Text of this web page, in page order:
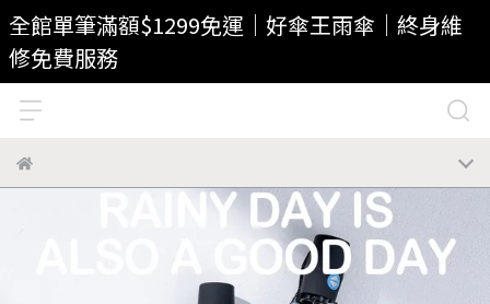
全館單筆滿額$1299免運｜好傘王雨傘｜終身維
修免費服務